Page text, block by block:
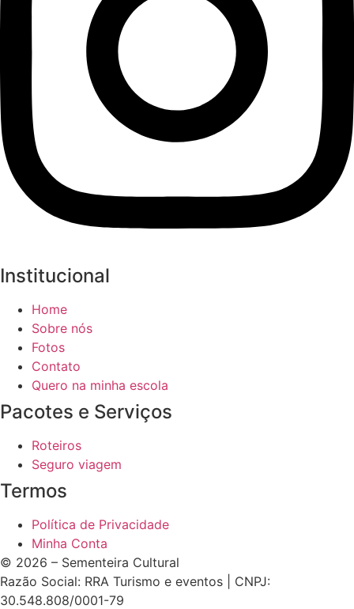
Institucional
Home
Sobre nós
Fotos
Contato
Quero na minha escola
Pacotes e Serviços
Roteiros
Seguro viagem
Termos
Política de Privacidade
Minha Conta
© 2026 – Sementeira Cultural
Razão Social: RRA Turismo e eventos | CNPJ:
30.548.808/0001-79